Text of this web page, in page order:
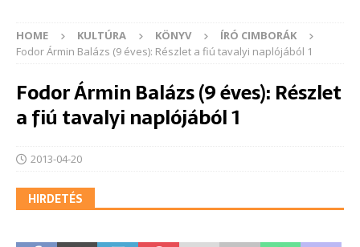
HOME KULTÚRA KÖNYV
ÍRÓ CIMBORÁK
Fodor Ármin Balázs (9 éves): Részlet a fiú tavalyi naplójából 1
Fodor Ármin Balázs (9 éves): Részlet
a fiú tavalyi naplójából 1
2013-04-20
HIRDETÉS